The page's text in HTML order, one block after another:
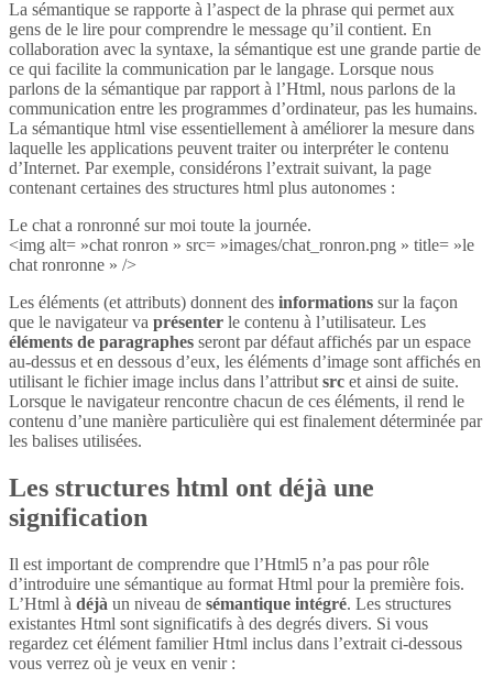
La sémantique se rapporte à l’aspect de la phrase qui permet aux
gens de le lire pour comprendre le message qu’il contient. En
collaboration avec la syntaxe, la sémantique est une grande partie de
ce qui facilite la communication par le langage. Lorsque nous
parlons de la sémantique par rapport à l’Html, nous parlons de la
communication entre les programmes d’ordinateur, pas les humains.
La sémantique html vise essentiellement à améliorer la mesure dans
laquelle les applications peuvent traiter ou interpréter le contenu
d’Internet. Par exemple, considérons l’extrait suivant, la page
contenant certaines des structures html plus autonomes :
Le chat a ronronné sur moi toute la journée.
<img alt= »chat ronron » src= »images/chat_ronron.png » title= »le
chat ronronne » />
Les éléments (et attributs) donnent des informations sur la façon
que le navigateur va présenter le contenu à l’utilisateur. Les
éléments de paragraphes seront par défaut affichés par un espace
au-dessus et en dessous d’eux, les éléments d’image sont affichés en
utilisant le fichier image inclus dans l’attribut src et ainsi de suite.
Lorsque le navigateur rencontre chacun de ces éléments, il rend le
contenu d’une manière particulière qui est finalement déterminée par
les balises utilisées.
Les structures html ont déjà une
signification
Il est important de comprendre que l’Html5 n’a pas pour rôle
d’introduire une sémantique au format Html pour la première fois.
L’Html à déjà un niveau de sémantique intégré. Les structures
existantes Html sont significatifs à des degrés divers. Si vous
regardez cet élément familier Html inclus dans l’extrait ci-dessous
vous verrez où je veux en venir :